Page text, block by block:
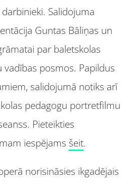
Salidojuma
Guntas Bāliņas un
par baletskolas
posmos. Papildus
salidojumā notiks arī
pedagogu portretfilmu
Pieteikties
iespējams šeit.
norisināsies ikgadējais